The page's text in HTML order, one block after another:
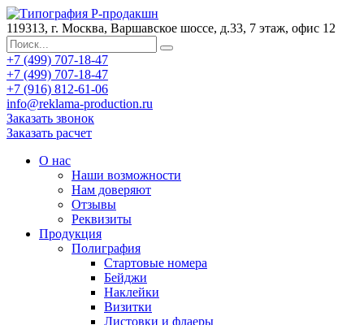
119313, г. Москва, Варшавское шоссе, д.33, 7 этаж, офис 12
+7 (499) 707-18-47
+7 (499) 707-18-47
+7 (916) 812-61-06
info@reklama-production.ru
Заказать звонок
Заказать расчет
О нас
Наши возможности
Нам доверяют
Отзывы
Реквизиты
Продукция
Полиграфия
Стартовые номера
Бейджи
Наклейки
Визитки
Листовки и флаеры